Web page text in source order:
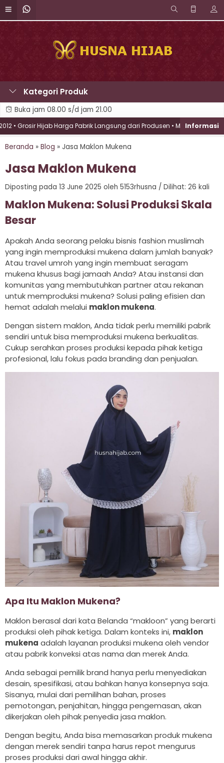
Kategori Produk
Buka jam 08.00 s/d jam 21.00
Grosir Hijab Harga Pabrik Langsung dari Produsen • Melayani Brand
Beranda » Blog » Jasa Maklon Mukena
Jasa Maklon Mukena
Diposting pada 13 June 2025 oleh 5153rhusna / Dilihat: 26 kali
Maklon Mukena: Solusi Produksi Skala
Besar
Apakah Anda seorang pelaku bisnis fashion muslimah
yang ingin memproduksi mukena dalam jumlah banyak?
Atau travel umroh yang ingin membuat seragam
mukena khusus bagi jamaah Anda? Atau instansi dan
komunitas yang membutuhkan partner atau rekanan
untuk memproduksi mukena? Solusi paling efisien dan
hemat adalah melalui maklon mukena.
Dengan sistem maklon, Anda tidak perlu memiliki pabrik
sendiri untuk bisa memproduksi mukena berkualitas.
Cukup serahkan proses produksi kepada pihak ketiga
profesional, lalu fokus pada branding dan penjualan.
Apa Itu Maklon Mukena?
Maklon berasal dari kata Belanda “makloon” yang berarti
produksi oleh pihak ketiga. Dalam konteks ini, maklon
mukena adalah layanan produksi mukena oleh vendor
atau pabrik konveksi atas nama dan merek Anda.
Anda sebagai pemilik brand hanya perlu menyediakan
desain, spesifikasi, atau bahkan hanya konsepnya saja.
Sisanya, mulai dari pemilihan bahan, proses
pemotongan, penjahitan, hingga pengemasan, akan
dikerjakan oleh pihak penyedia jasa maklon.
Dengan begitu, Anda bisa memasarkan produk mukena
dengan merek sendiri tanpa harus repot mengurus
proses produksi dari awal hingga akhir.